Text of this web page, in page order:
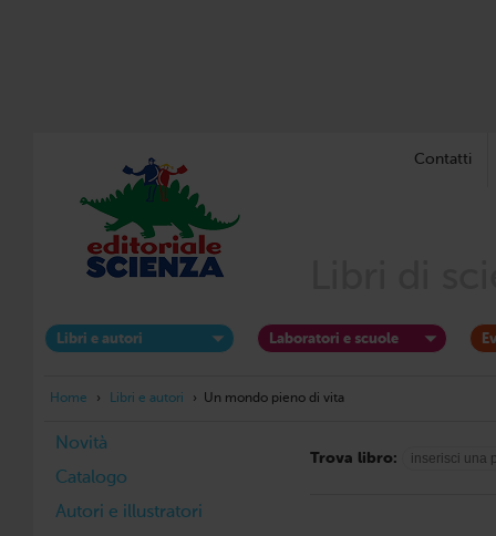
Contatti
Libri e autori Laboratori e scuole
Home › Libri e autori › Un mondo pieno di vita
Novità
Catalogo
Autori e illustratori
Trova libro: